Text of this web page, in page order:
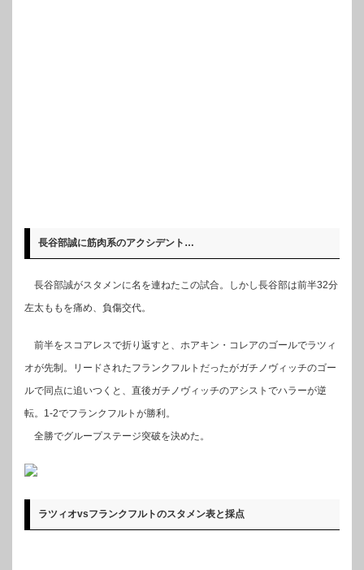
長谷部誠に筋肉系のアクシデント…
長谷部誠がスタメンに名を連ねたこの試合。しかし長谷部は前半32分
左太ももを痛め、負傷交代。
前半をスコアレスで折り返すと、ホアキン・コレアのゴールでラツィ
オが先制。リードされたフランクフルトだったがガチノヴィッチのゴー
ルで同点に追いつくと、直後ガチノヴィッチのアシストでハラーが逆
転。1-2でフランクフルトが勝利。
全勝でグループステージ突破を決めた。
ラツィオvsフランクフルトのスタメン表と採点